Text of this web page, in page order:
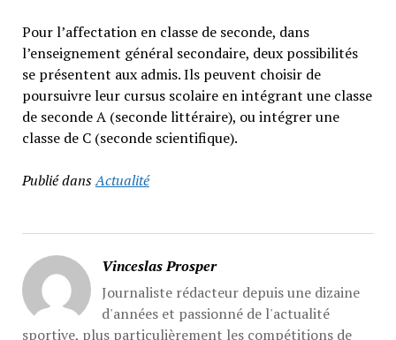
Pour l’affectation en classe de seconde, dans
l’enseignement général secondaire, deux possibilités
se présentent aux admis. Ils peuvent choisir de
poursuivre leur cursus scolaire en intégrant une classe
de seconde A (seconde littéraire), ou intégrer une
classe de C (seconde scientifique).
Publié dansActualité
Vinceslas Prosper
Journaliste rédacteur depuis une dizaine
d'années et passionné de l'actualité
sportive, plus particulièrement les compétitions de